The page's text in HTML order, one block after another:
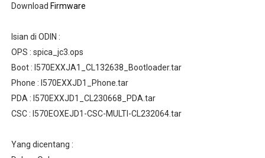
Download Firmware
Isian di ODIN :
OPS : spica_jc3.ops
Boot : I570EXXJA1_CL132638_Bootloader.tar
Phone : I570EXXJD1_Phone.tar
PDA : I570EXXJD1_CL230668_PDA.tar
CSC : I570EOXEJD1-CSC-MULTI-CL232064.tar
Yang dicentang :